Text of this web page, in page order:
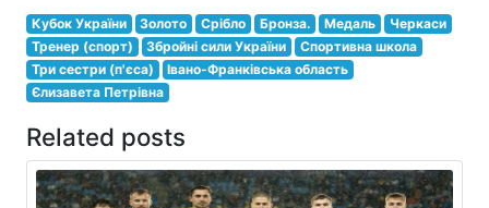
Кубок України Золото Срібло Бронза. Медаль
Черкаси
Тренер (спорт)
Збройні сили України
Спортивна школа
Три сестри (п'єса)
Івано-Франківська область
Єлизавета Петрівна
Related posts